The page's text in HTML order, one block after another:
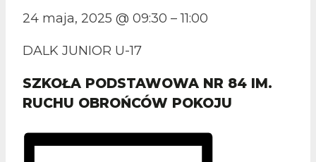
24 maja, 2025 @ 09:30 –11:00
DALK JUNIOR U-17
SZKOŁA PODSTAWOWA NR 84 IM.
RUCHU OBROŃCÓW POKOJU